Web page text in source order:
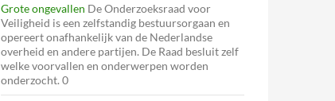
Grote ongevallen De Onderzoeksraad voor
Veiligheid is een zelfstandig bestuursorgaan en
opereert onafhankelijk van de Nederlandse
overheid en andere partijen. De Raad besluit zelf
welke voorvallen en onderwerpen worden
onderzocht. 0